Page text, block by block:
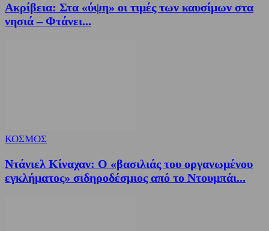
Ακρίβεια: Στα «ύψη» οι τιμές των καυσίμων στα
νησιά – Φτάνει...
ΚΟΣΜΟΣ
Ντάνιελ Κίναχαν: Ο «βασιλιάς του οργανωμένου
εγκλήματος» σιδηροδέσμιος από το Ντουμπάι...